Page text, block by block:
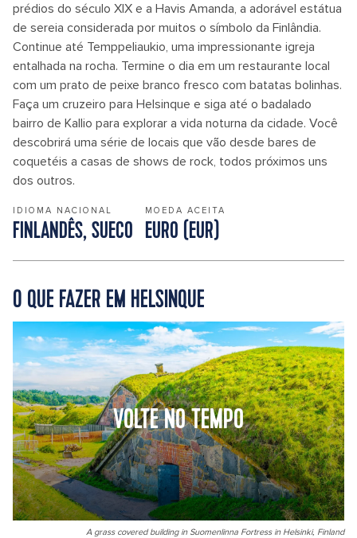
prédios do século XIX e a Havis Amanda, a adorável estátua
de sereia considerada por muitos o símbolo da Finlândia.
Continue até Temppeliaukio, uma impressionante igreja
entalhada na rocha. Termine o dia em um restaurante local
com um prato de peixe branco fresco com batatas bolinhas.
Faça um cruzeiro para Helsinque e siga até o badalado
bairro de Kallio para explorar a vida noturna da cidade. Você
descobrirá uma série de locais que vão desde bares de
coquetéis a casas de shows de rock, todos próximos uns
dos outros.
IDIOMA NACIONAL
FINLANDÊS, SUECO
MOEDA ACEITA
EURO (EUR)
O QUE FAZER EM HELSINQUE
VOLTE NO TEMPO
A grass covered building in Suomenlinna Fortress in Helsinki, Finland